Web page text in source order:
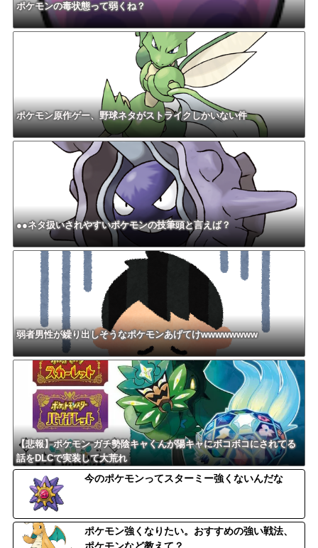
ポケモンの毒状態って弱くね？
ポケモン原作ゲー、野球ネタがストライクしかいない件
●●ネタ扱いされやすいポケモンの技筆頭と言えば？
弱者男性が繰り出しそうなポケモンあげてけwwwwwwww
【悲報】ポケモン ガチ勢陰キャくんが陽キャにボコボコにされてる
話をDLCで実装して大荒れ
今のポケモンってスターミー強くないんだな
ポケモン強くなりたい。おすすめの強い戦法、